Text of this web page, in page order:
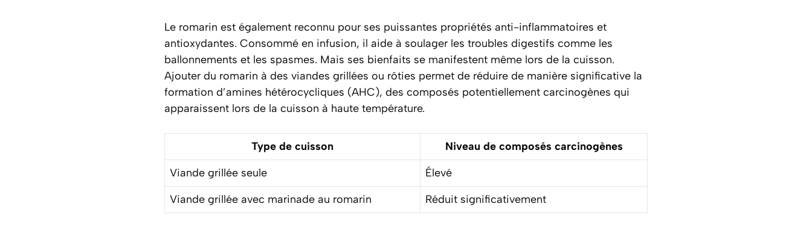
Le romarin est également reconnu pour ses puissantes propriétés anti-inflammatoires et
antioxydantes. Consommé en infusion, il aide à soulager les troubles digestifs comme les
ballonnements et les spasmes. Mais ses bienfaits se manifestent même lors de la cuisson.
Ajouter du romarin à des viandes grillées ou rôties permet de réduire de manière significative la
formation d’amines hétérocycliques (AHC), des composés potentiellement carcinogènes qui
apparaissent lors de la cuisson à haute température.
Type de cuisson
Niveau de composés carcinogènes
Viande grillée seule
Élevé
Viande grillée avec marinade au romarin
Réduit significativement